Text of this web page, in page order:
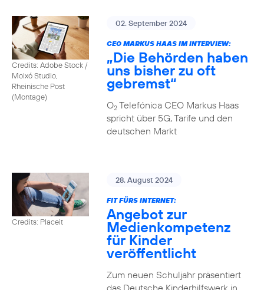
Credits: Adobe Stock /
Moixó Studio,
Rheinische Post
(Montage)
02. September 2024
CEO MARKUS HAAS IM INTERVIEW:
„Die Behörden haben
uns bisher zu oft
gebremst“
O2Telefónica CEO Markus Haas
spricht über 5G, Tarife und den
deutschen Markt
Credits: Placeit
28. August 2024
FIT FÜRS INTERNET:
Angebot zur
Medienkompetenz
für Kinder
veröffentlicht
Zum neuen Schuljahr präsentiert
das Deutsche Kinderhilfswerk in